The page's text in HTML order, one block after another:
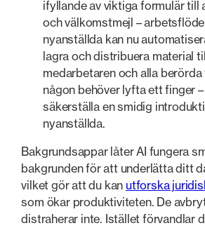
ifyllande av viktiga formulär till
och välkomstmejl –
nyanställda kan nu
lagra och distribuera material
medarbetaren och alla berörda
någon behöver lyfta ett finger
säkerställa en smidig
nyanställda.
Bakgrundsappar låter AI fungera
bakgrunden för att underlätta ditt
vilket gör att du kan utforska
som ökar produktiviteten. De
distraherar inte. Istället förvandlar